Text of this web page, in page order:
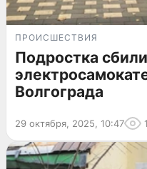
ПРОИСШЕСТВИЯ
Подростка
Волгограда
29 октября, 2025, 10:47